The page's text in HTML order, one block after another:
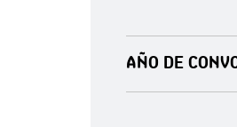
AÑO DE